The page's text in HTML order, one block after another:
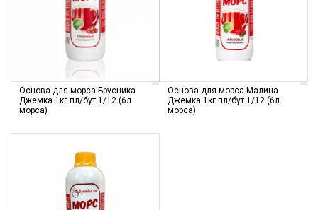
Основа для морса Брусника
Джемка 1кг пл/бут 1/12 (6л
морса)
Основа для морса Малина
Джемка 1кг пл/бут 1/12 (6л
морса)